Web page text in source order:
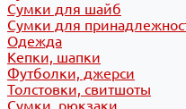
Сумки для шайб
Сумки для
Одежда
Кепки, шапки
Футболки, джерси
Толстовки, свитшоты
Сумки, рюкзаки